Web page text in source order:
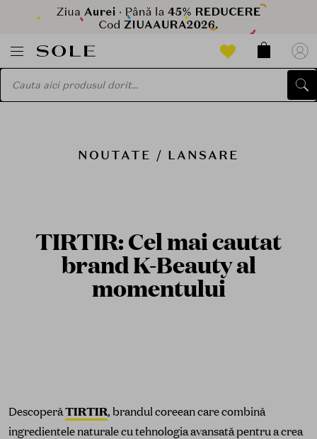
NOUTATE / LANSARE
TIRTIR: Cel mai cautat
brand K-Beauty al
momentului
DescoperăTIRTIR, brandul coreean care combină
ingredientele naturale cu tehnologia avansată pentru a crea